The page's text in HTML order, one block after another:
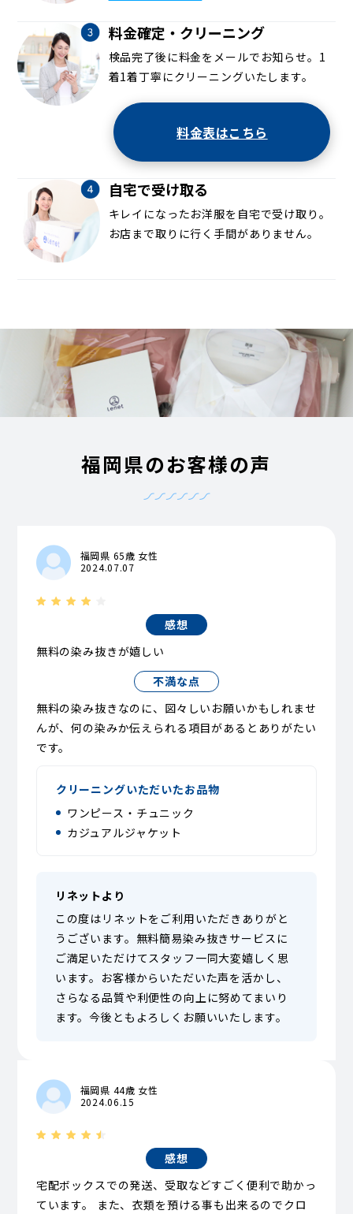
料金確定・クリーニング
検品完了後に料金をメールでお知らせ。1
着1着丁寧にクリーニングいたします。
料金表はこちら
自宅で受け取る
キレイになったお洋服を自宅で受け取り。
お店まで取りに行く手間がありません。
福岡県のお客様の声
福岡県 65歳 女性
2024.07.07
感想
無料の染み抜きが嬉しい
不満な点
無料の染み抜きなのに、図々しいお願いかもしれませ
んが、何の染みか伝えられる項目があるとありがたい
です。
クリーニングいただいたお品物
ワンピース・チュニック
カジュアルジャケット
リネットより
この度はリネットをご利用いただきありがと
うございます。無料簡易染み抜きサービスに
ご満足いただけてスタッフ一同大変嬉しく思
います。お客様からいただいた声を活かし、
さらなる品質や利便性の向上に努めてまいり
ます。今後ともよろしくお願いいたします。
福岡県 44歳 女性
2024.06.15
感想
宅配ボックスでの発送、受取などすごく便利で助かっ
ています。 また、衣類を預ける事も出来るのでクロ